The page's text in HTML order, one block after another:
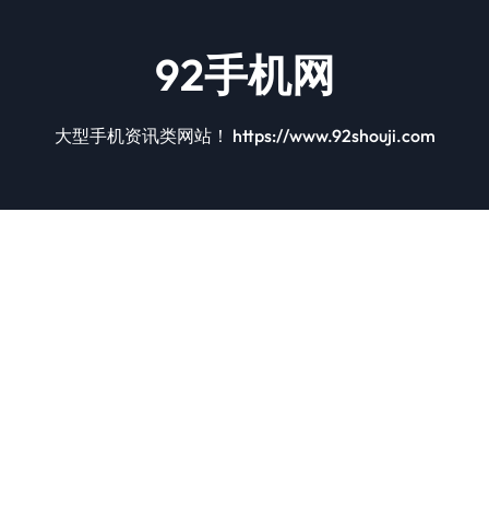
92手机网
大型手机资讯类网站！ https://www.92shouji.com